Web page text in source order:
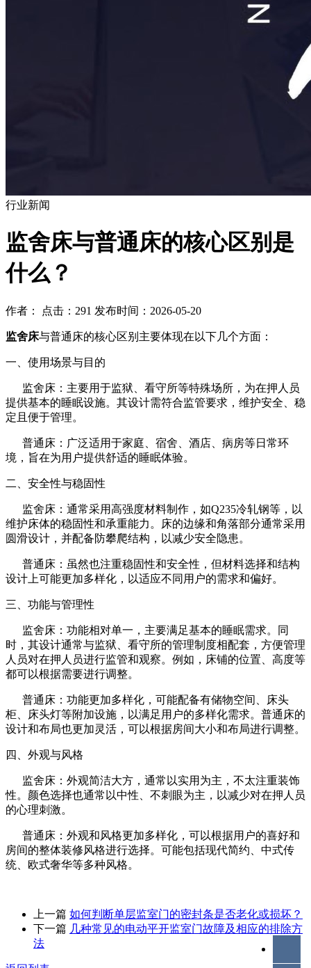
行业新闻
​监舍床与普通床的核心区别是
什么？
作者： 点击：291 发布时间：2026-05-20
监舍床与普通床的核心区别主要体现在以下几个方面：
一、使用场景与目的
监舍床：主要用于监狱、看守所等特殊场所，为在押人员
提供基本的睡眠设施。其设计需符合监管要求，维护安全、稳
定且便于管理。
普通床：广泛适用于家庭、宿舍、酒店、病房等日常环
境，旨在为用户提供舒适的睡眠体验。
二、安全性与稳固性
监舍床：通常采用高强度材料制作，如Q235冷轧钢等，以
维护床体的稳固性和承重能力。床的边缘和角落部分通常采用
圆滑设计，并配备防攀爬结构，以减少安全隐患。
普通床：虽然也注重稳固性和安全性，但材料选择和结构
设计上可能更加多样化，以适应不同用户的需求和偏好。
三、功能与管理性
监舍床：功能相对单一，主要满足基本的睡眠需求。同
时，其设计通常与监狱、看守所的管理制度相配套，方便管理
人员对在押人员进行监管和观察。例如，床铺的位置、高度等
都可以根据需要进行调整。
普通床：功能更加多样化，可能配备有储物空间、床头
柜、床头灯等附加设施，以满足用户的多样化需求。普通床的
设计和布局也更加灵活，可以根据房间大小和布局进行调整。
四、外观与风格
监舍床：外观简洁大方，通常以实用为主，不太注重装饰
性。颜色选择也通常以中性、不刺眼为主，以减少对在押人员
的心理刺激。
普通床：外观和风格更加多样化，可以根据用户的喜好和
房间的整体装修风格进行选择。可能包括现代简约、中式传
统、欧式奢华等多种风格。
上一篇 ​如何判断单层监室门的密封条是否老化或损坏？
下一篇 ​几种常见的电动平开监室门故障及相应的排除方
法